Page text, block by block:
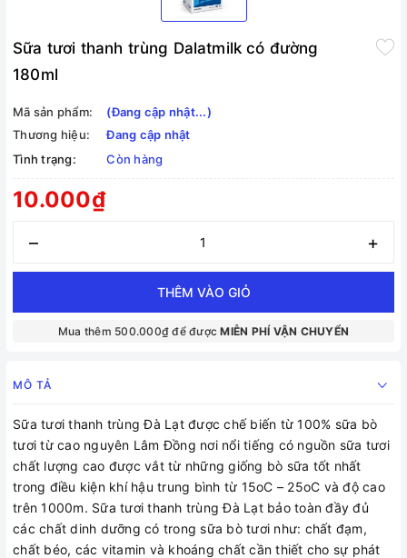
Sữa tươi thanh trùng Dalatmilk có đường
180ml
Mã sản phẩm:
(Đang cập nhật...)
Thương hiệu:
Đang cập nhật
Tình trạng:
Còn hàng
10.000₫
– +
THÊM VÀO GIỎ
Mua thêm 500.000₫ để đượcMIỄN PHÍ VẬN CHUYỂN
MÔ TẢ
Sữa tươi thanh trùng Đà Lạt được chế biến từ 100% sữa bò
tươi từ cao nguyên Lâm Đồng nơi nổi tiếng có nguồn sữa tươi
chất lượng cao được vắt từ những giống bò sữa tốt nhất
trong điều kiện khí hậu trung bình từ 15oC – 25oC và độ cao
trên 1000m. Sữa tươi thanh trùng Đà Lạt bảo toàn đầy đủ
các chất dinh dưỡng có trong sữa bò tươi như: chất đạm,
chất béo, các vitamin và khoáng chất cần thiết cho sự phát